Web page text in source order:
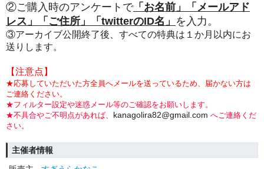
②ご購入時のアンケートで「お名前」「メールアド
レス」「ご住所」「twitterのID名」 を入力。
③アーカイブ公開終了後、すべての特典は１ か月以内にお
送りします。
【注意点】
★応募していただいた方全員へメールを送っているため、届かない方は
ご連絡ください。
★フィルター設定や迷惑メール等のご確認をお願いします。
★不具合やご不明点があれば、 kanagolira82@gmail.com へご連絡くだ
さい。
主催者情報